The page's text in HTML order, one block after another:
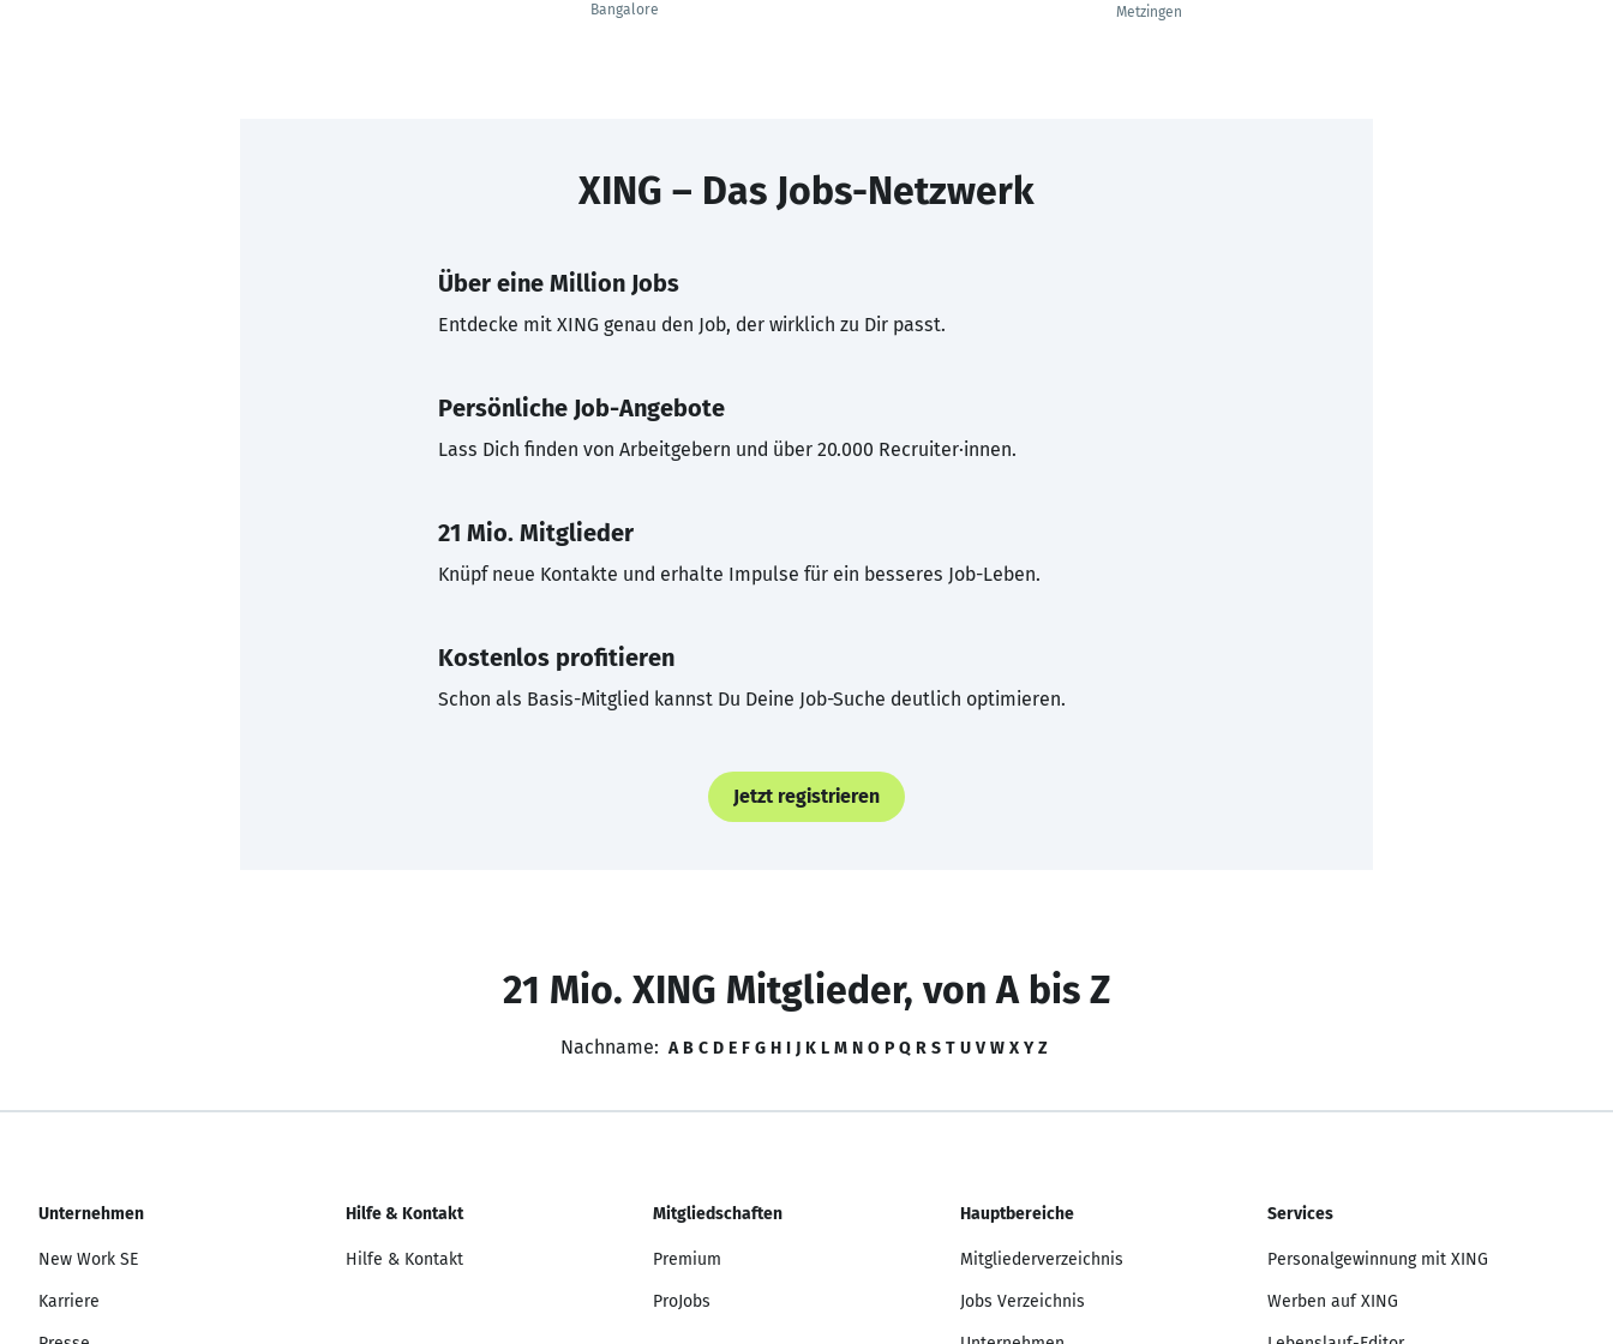
Bangalore
Metzingen
XING – Das Jobs-Netzwerk
Über eine Million Jobs
Entdecke mit XING genau den Job, der wirklich zu Dir passt.
Persönliche Job-Angebote
Lass Dich finden von Arbeitgebern und über 20.000 Recruiter·innen.
21 Mio. Mitglieder
Knüpf neue Kontakte und erhalte Impulse für ein besseres Job-Leben.
Kostenlos profitieren
Schon als Basis-Mitglied kannst Du Deine Job-Suche deutlich optimieren.
Jetzt registrieren
21 Mio. XING Mitglieder, von A bis Z
Nachname: A B C D E F G H I J K L M N O P Q R S T U V W X Y Z
Unternehmen
New Work SE
Karriere
Hilfe & Kontakt
Hilfe & Kontakt
Mitgliedschaften
Premium
ProJobs
Hauptbereiche
Mitgliederverzeichnis
Jobs Verzeichnis
Services
Personalgewinnung mit XING
Werben auf XING